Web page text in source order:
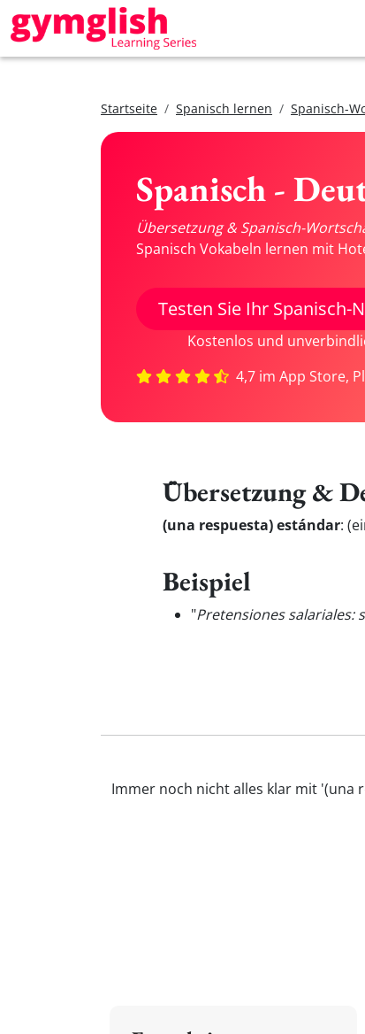
Startseite Spanisch lernen Spanisch-
Spanisch -
Übersetzung & Spanisch-
Spanisch Vokabeln lernen mit
Testen Sie Ihr Spanisch-
Kostenlos und
4,7 im App Store,
Übersetzung &
(una respuesta) estándar:
Beispiel
"Pretensiones salariales:
Immer noch nicht alles klar mit '(una